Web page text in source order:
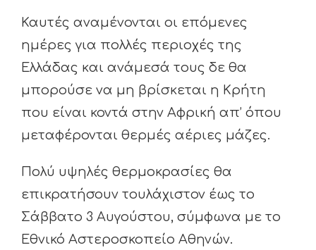
Καυτές αναμένονται οι επόμενες
ημέρες για πολλές περιοχές της
Ελλάδας και ανάμεσά τους δε θα
μπορούσε να μη βρίσκεται η Κρήτη
που είναι κοντά στην Αφρική απ’ όπου
μεταφέρονται θερμές αέριες μάζες.
Πολύ υψηλές θερμοκρασίες θα
επικρατήσουν τουλάχιστον έως το
Σάββατο 3 Αυγούστου, σύμφωνα με το
Εθνικό Αστεροσκοπείο Αθηνών.